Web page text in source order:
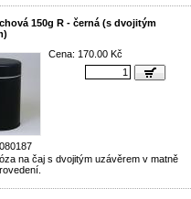
150g R - černá (s dvojitým
Cena: 170.00 Kč
na čaj s dvojitým uzávěrem v matně